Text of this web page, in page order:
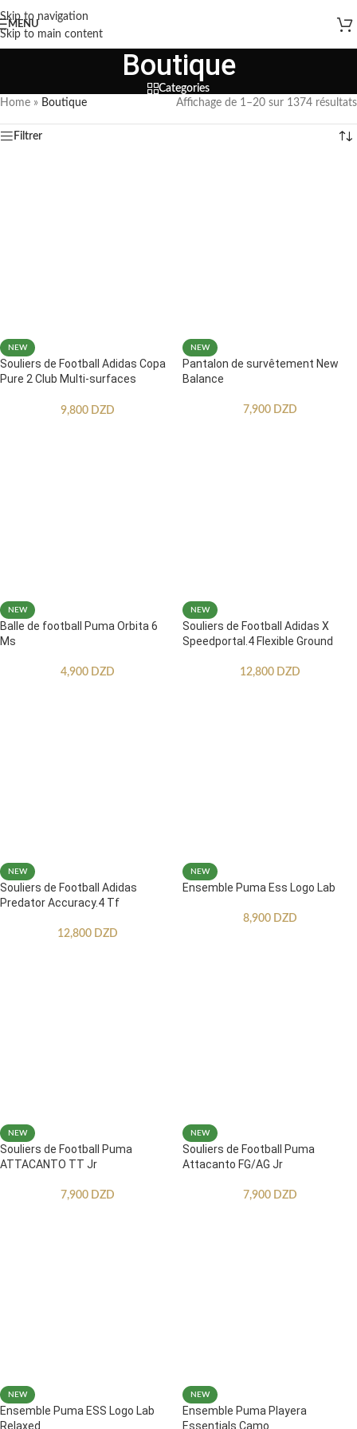
Skip to navigation
Skip to main content
MENU
Boutique
Categories
Home » Boutique Affichage de 1–20 sur 1374 résultats
Filtrer
NEW
Souliers de Football Adidas Copa
Pure 2 Club Multi-surfaces
9,800 DZD
NEW
Pantalon de survêtement New
Balance
7,900 DZD
NEW
Balle de football Puma Orbita 6
Ms
4,900 DZD
NEW
Souliers de Football Adidas X
Speedportal.4 Flexible Ground
12,800 DZD
NEW
Souliers de Football Adidas
Predator Accuracy.4 Tf
12,800 DZD
NEW
Ensemble Puma Ess Logo Lab
8,900 DZD
NEW
Souliers de Football Puma
ATTACANTO TT Jr
7,900 DZD
NEW
Souliers de Football Puma
Attacanto FG/AG Jr
7,900 DZD
NEW
Ensemble Puma ESS Logo Lab
Relaxed
NEW
Ensemble Puma Playera
Essentials Camo